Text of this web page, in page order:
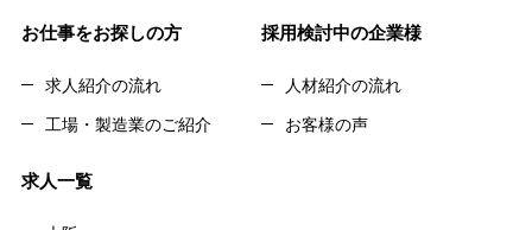
お仕事をお探しの方
求人紹介の流れ
工場・製造業のご紹介
採用検討中の企業様
人材紹介の流れ
お客様の声
求人一覧